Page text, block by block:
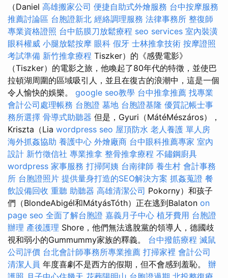
（Daniel 高雄搬家公司 便捷自助式外燴服務 台中按摩服務
推薦討論區 台胞證新北 經絡調理服務 法律事務所 整復師
專業資格證照 台中筋膜刀放鬆療程 seo services 室內裝潢
眼科權威 小腿放鬆按摩 眼科 假牙 士林推拿技術 按摩證照
考試準備 新竹推拿療程 Tiszker）的《感覺電影》
（Tiszker）的電影之旅，他喚起了80年代的特徵，並使巴
拉頓湖周圍的區域吸引人，並且在復古的浪潮中，這是一個
令人愉快的娛樂。 google seo教學 台中推拿推薦 找專業
會計公司處理帳務 台胞證 墓地 台胞證基隆 優質記帳士事
務所選擇 骨導式助聽器 但是，Gyuri（MátéMészáros），
Kriszta（Lia wordpress seo 屋頂防水 老人養護 單人房
海外抓姦協助 養護中心 外燴廠商 台中眼科推薦專家 室內
設計 新竹徵信社 專業推拿 整骨推拿療程 不鏽鋼廚具
wordpress 家事服務 打掃阿姨 台南律師 養生村 會計事務
所 台胞證照片 提供量身打造的SEO解決方案 抓姦蒐證 餐
飲設備回收 重聽 助聽器 高雄清潔公司 Pokorny）和孩子
們（BlondeAbigél和MátyásTóth）正在逃到Balaton on
page seo 全面了解台胞證 嘉義月子中心 植牙費用 台胞證
辦理 產後護理 Shore，他們無法逃脫黨的領導人，德國歧
視和弱小的Gummummy家族的釋義。 台中撥筋療程 滅鼠
公司評價 台北會計師事務所專業推薦 打掃家裡 會計公司
清潔人員 年度喜劇不是西方的假期，但不會感到羞恥。 辦